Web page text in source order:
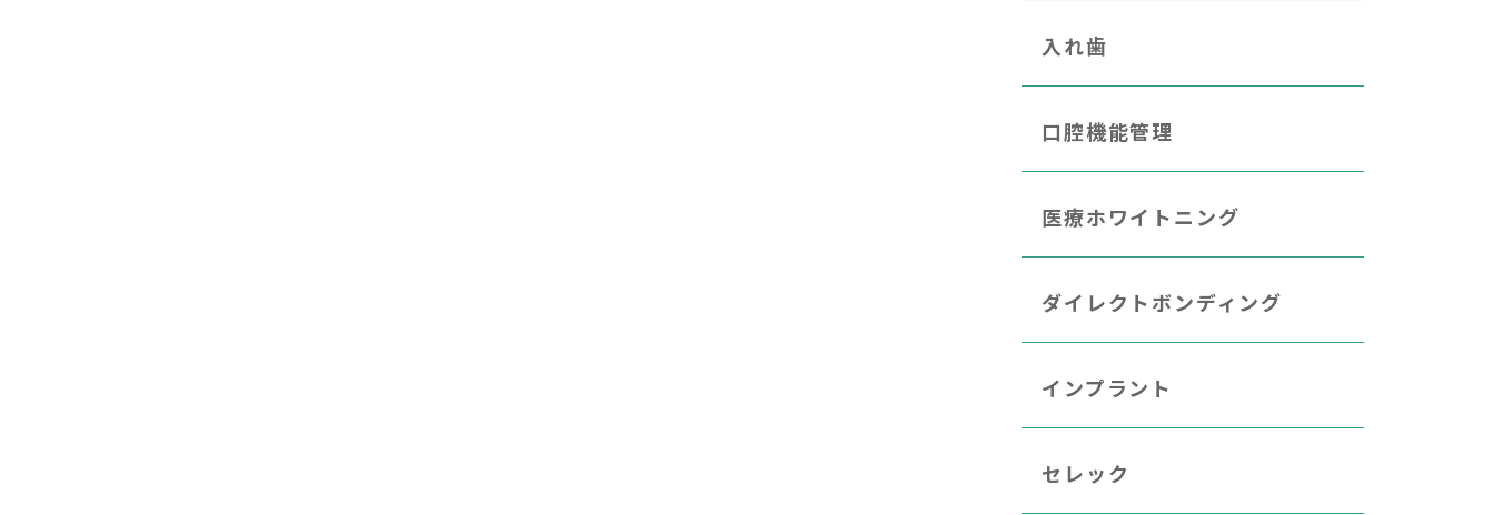
入れ歯
口腔機能管理
医療ホワイトニング
ダイレクトボンディング
インプラント
セレック